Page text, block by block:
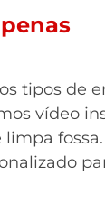
tipos de
vídeo
fossa.